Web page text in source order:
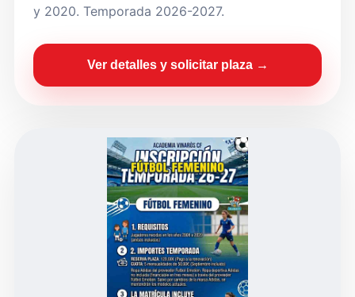
y 2020. Temporada 2026-2027.
Ver detalles y solicitar plaza →